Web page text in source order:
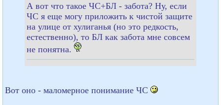
А вот что такое ЧС+БЛ - забота? Ну, если
ЧС я еще могу приложить к чистой защите
на улице от хулиганья (но это редкость,
естественно), то БЛ как забота мне совсем
не понятна.
Вот оно - маломерное понимание ЧС